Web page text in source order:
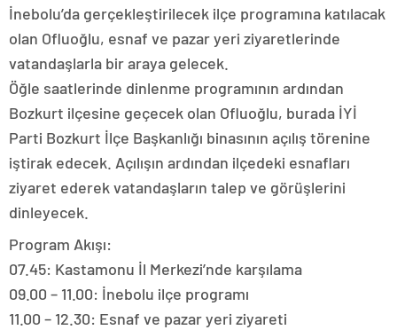
İnebolu’da gerçekleştirilecek ilçe programına katılacak
olan Ofluoğlu, esnaf ve pazar yeri ziyaretlerinde
vatandaşlarla bir araya gelecek.
Öğle saatlerinde dinlenme programının ardından
Bozkurt ilçesine geçecek olan Ofluoğlu, burada İYİ
Parti Bozkurt İlçe Başkanlığı binasının açılış törenine
iştirak edecek. Açılışın ardından ilçedeki esnafları
ziyaret ederek vatandaşların talep ve görüşlerini
dinleyecek.
Program Akışı:
07.45: Kastamonu İl Merkezi’nde karşılama
09.00 – 11.00: İnebolu ilçe programı
11.00 – 12.30: Esnaf ve pazar yeri ziyareti